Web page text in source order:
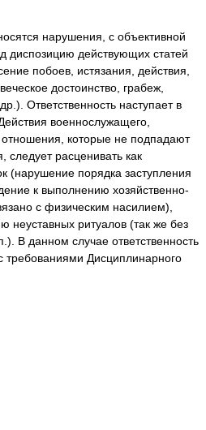
нарушения, с объективной
действующих статей
побоев, истязания, действия,
достоинство, грабеж,
Ответственность наступает в
военнослужащего,
отношения, которые не подпадают
следует расценивать как
(нарушение порядка заступления
к выполнению хозяйственно-
с физическим насилием),
неуставных ритуалов (так же без
В данном случае ответственность
требованиями Дисциплинарного